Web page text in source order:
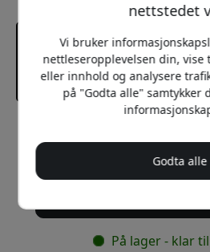
699
På lager - klar
nettstedet
Vi bruker
nettleseropplevelsen din, vise
eller innhold og analysere
på "Godta alle" samtykker
Godta alle